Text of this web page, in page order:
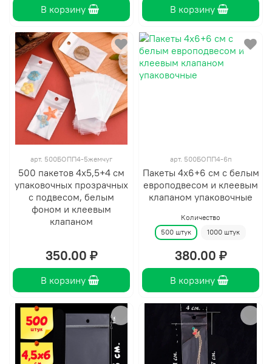
В корзину В корзину
арт. 500БОПП4-5жемчуг
500 пакетов 4х5,5+4 см
упаковочных прозрачных
с подвесом, белым
фоном и клеевым
клапаном
350.00 ₽
В корзину
арт. 500БОПП4-6п
Пакеты 4х6+6 см с белым
европодвесом и клеевым
клапаном упаковочные
Количество
500 штук
1000 штук
380.00 ₽
В корзину